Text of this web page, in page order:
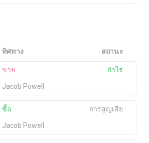
ทิศทาง สถานะ
Jacob Powell
ขาย กำไร
Jacob Powell
ซื้อ การสูญเสีย